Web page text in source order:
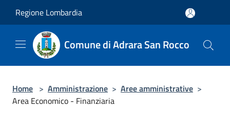
Regione Lombardia
Comune di Adrara San Rocco
Home > Amministrazione > Aree amministrative >
Area Economico - Finanziaria